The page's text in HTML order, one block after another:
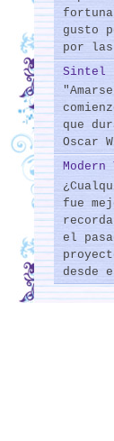
gusto
por
Sintel
que
Oscar
Modern
fue
el
desde